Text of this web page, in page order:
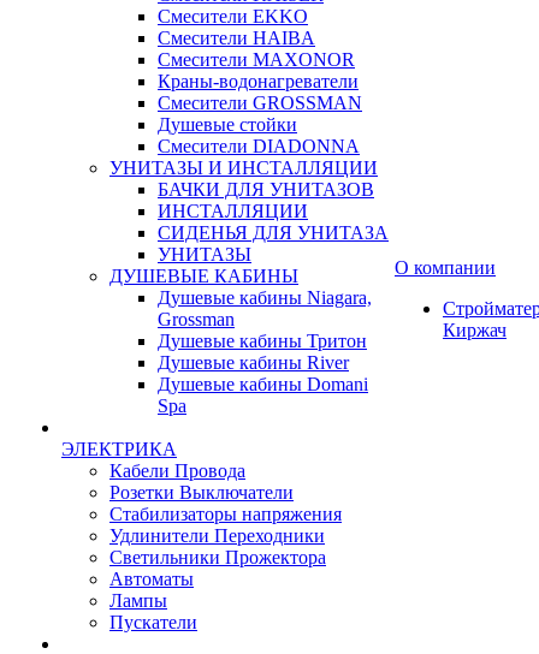
Смесители EKKO
Смесители HAIBA
Смесители MAXONOR
Краны-водонагреватели
Смесители GROSSMAN
Душевые стойки
Смесители DIADONNA
УНИТАЗЫ И ИНСТАЛЛЯЦИИ
БАЧКИ ДЛЯ УНИТАЗОВ
ИНСТАЛЛЯЦИИ
СИДЕНЬЯ ДЛЯ УНИТАЗА
УНИТАЗЫ
ДУШЕВЫЕ КАБИНЫ
Душевые кабины Niagara,
Grossman
Душевые кабины Тритон
Душевые кабины River
Душевые кабины Domani
Spa
ЭЛЕКТРИКА
Кабели Провода
Розетки Выключатели
Стабилизаторы напряжения
Удлинители Переходники
Светильники Прожектора
Автоматы
Лампы
Пускатели
О компании
Киржач